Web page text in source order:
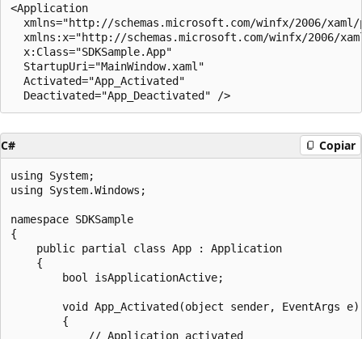
<Application
xmlns="http://schemas.microsoft.com/winfx/2006/
xmlns:x="http://schemas.microsoft.com/winfx/2006/
  x:Class="SDKSample.App"
  StartupUri="MainWindow.xaml"
  Activated="App_Activated"
C# Copiar
using System;
using System.Windows;
namespace SDKSample
{
    public partial class App : Application
    {
        bool isApplicationActive;
        void App_Activated(object sender, EventArgs e)
        {
            // Application activated